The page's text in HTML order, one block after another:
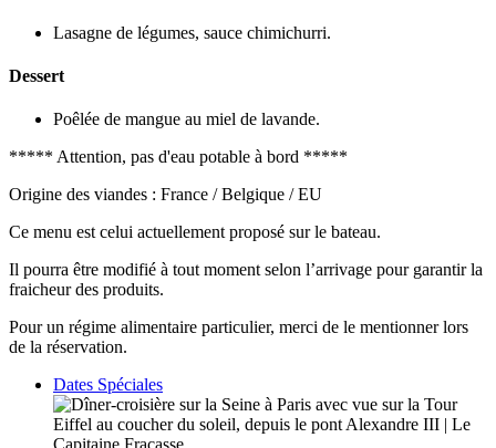
Lasagne de légumes, sauce chimichurri.
Dessert
Poêlée de mangue au miel de lavande.
***** Attention, pas d'eau potable à bord *****
Origine des viandes : France / Belgique / EU
Ce menu est celui actuellement proposé sur le bateau.
Il pourra être modifié à tout moment selon l’arrivage pour garantir la
fraicheur des produits.
Pour un régime alimentaire particulier, merci de le mentionner lors
de la réservation.
Dates Spéciales